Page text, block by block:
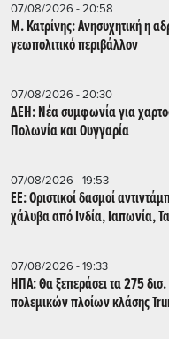
07/08/2026 - 20:58
Μ. Κατρίνης: Ανησυχητική η
γεωπολιτικό περιβάλλον
07/08/2026 - 20:30
ΔΕΗ: Νέα συμφωνία για
Πολωνία και Ουγγαρία
07/08/2026 - 19:53
ΕΕ: Οριστικοί δασμοί
χάλυβα από Ινδία, Ιαπωνία,
07/08/2026 - 19:33
ΗΠΑ: Θα ξεπεράσει τα 275
πολεμικών πλοίων κλάσης